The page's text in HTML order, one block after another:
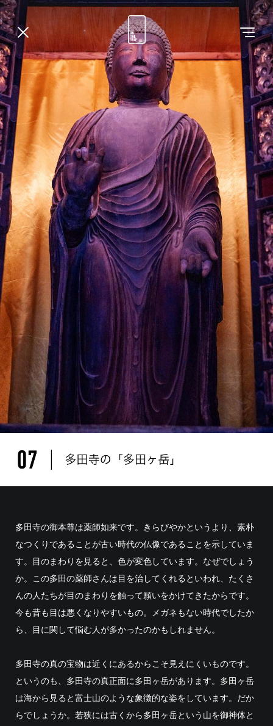
多田寺の御本尊は薬師如来です。きらびやかというより、素朴
なつくりであることが古い時代の仏像であることを示していま
す。目のまわりを見ると、色が変色しています。なぜでしょう
か。この多田の薬師さんは目を治してくれるといわれ、たくさ
んの人たちが目のまわりを触って願いをかけてきたからです。
今も昔も目は悪くなりやすいもの。メガネもない時代でしたか
ら、目に関して悩む人が多かったのかもしれません。
多田寺の真の宝物は近くにあるからこそ見えにくいものです。
というのも、多田寺の真正面に多田ヶ岳があります。多田ヶ岳
は海から見ると富士山のような象徴的な姿をしています。だか
らでしょうか。若狭には古くから多田ヶ岳という山を御神体と